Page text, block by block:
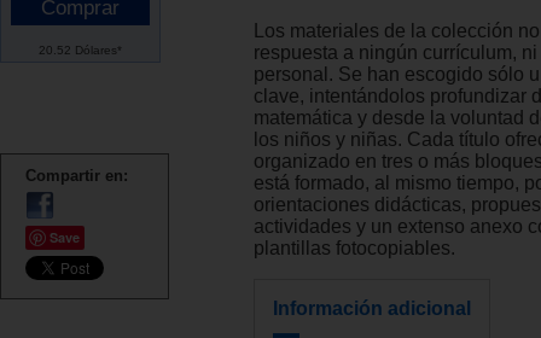
20.52 Dólares*
Compartir en:
Save
Los materiales de la colección
respuesta a ningún currículum,
personal. Se han escogido sólo
clave, intentándolos profundizar
matemática y desde la voluntad
los niños y niñas. Cada título
organizado en tres o más
está formado, al mismo tiempo,
orientaciones didácticas,
actividades y un extenso anexo
plantillas fotocopiables.
Información adicional